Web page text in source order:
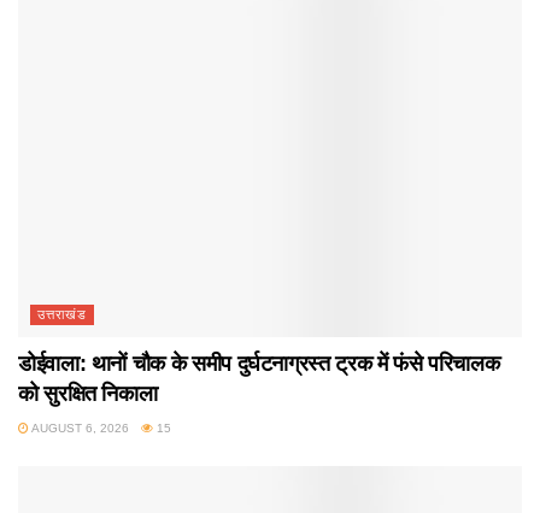
उत्तराखंड
डोईवाला: थानों चौक के समीप दुर्घटनाग्रस्त ट्रक में फंसे परिचालक
को सुरक्षित निकाला
AUGUST 6, 2026 15